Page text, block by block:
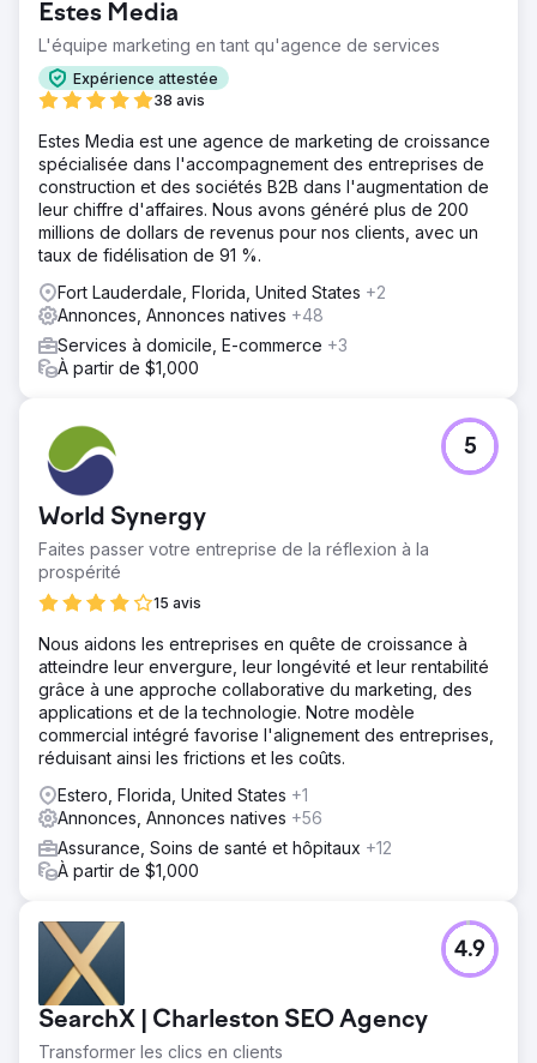
Estes Media
L'équipe marketing en tant qu'agence de services
Expérience attestée
38 avis
Estes Media est une agence de marketing de croissance
spécialisée dans l'accompagnement des entreprises de
construction et des sociétés B2B dans l'augmentation de
leur chiffre d'affaires. Nous avons généré plus de 200
millions de dollars de revenus pour nos clients, avec un
taux de fidélisation de 91 %.
Fort Lauderdale, Florida, United States +2
Annonces, Annonces natives +48
Services à domicile, E-commerce +3
À partir de $1,000
World Synergy
Faites passer votre entreprise de la réflexion à la
prospérité
15 avis
5
Nous aidons les entreprises en quête de croissance à
atteindre leur envergure, leur longévité et leur rentabilité
grâce à une approche collaborative du marketing, des
applications et de la technologie. Notre modèle
commercial intégré favorise l'alignement des entreprises,
réduisant ainsi les frictions et les coûts.
Estero, Florida, United States +1
Annonces, Annonces natives +56
Assurance, Soins de santé et hôpitaux +12
À partir de $1,000
SearchX | Charleston SEO Agency
Transformer les clics en clients
4.9